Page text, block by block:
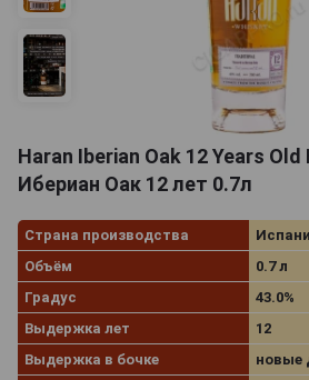
Haran Iberian Oak 12 Years Old
Ибериан Оак 12 лет 0.7л
Страна производства
Объём
0.7 л
Градус
43.0%
Выдержка лет
12
Выдержка в бочке
новые